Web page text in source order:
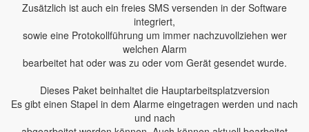
Zusätzlich ist auch ein freies SMS versenden in der Software
integriert,
sowie eine Protokollführung um immer nachzuvollziehen wer
welchen Alarm
bearbeitet hat oder was zu oder vom Gerät gesendet wurde.
Dieses Paket beinhaltet die Hauptarbeitsplatzversion
Es gibt einen Stapel in dem Alarme eingetragen werden und nach
und nach